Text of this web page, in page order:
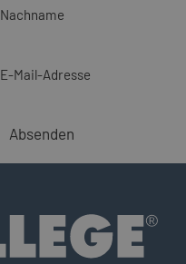
Nachname
E-Mail-Adresse
Absenden